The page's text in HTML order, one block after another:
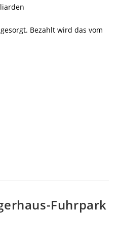
Bezahlt wird das vom
Fuhrpark